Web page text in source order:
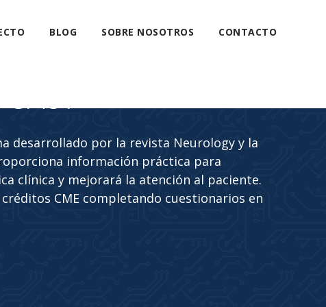
BLOG SOBRE NOSOTROS CONTACTO
desarrollado por la revista Neurology y la
información práctica para
clínica y mejorará la atención al paciente.
CME completando cuestionarios en